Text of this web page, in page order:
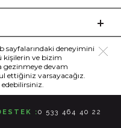
sayfalarındaki deneyimini
kişilerin ve bizim
gezinmeye devam
ettiğiniz varsayacağız.
:0 533 464 40 22